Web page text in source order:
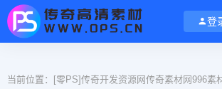
登
当前位置： [零PS]传奇开发资源网传奇素材网996素